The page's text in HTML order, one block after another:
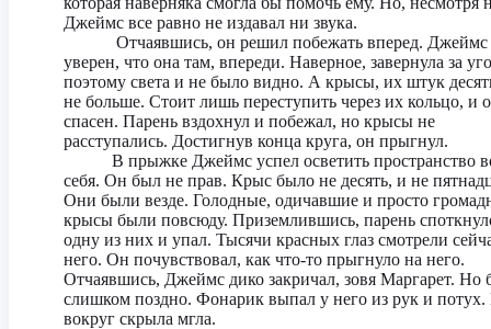
Джеймс все равно не издавал ни звука.
Отчаявшись, он решил побежать вперед. Джеймс
уверен, что она там, впереди. Наверное, завернула за
поэтому света и не было видно. А крысы, их штук
не больше. Стоит лишь переступить через их кольцо, и
спасен. Парень вздохнул и побежал, но крысы не
расступались. Достигнув конца круга, он прыгнул.
В прыжке Джеймс успел осветить пространство
себя. Он был не прав. Крыс было не десять, и не
Они были везде. Голодные, одичавшие и просто
крысы были повсюду. Приземлившись, парень
одну из них и упал. Тысячи красных глаз смотрели
него. Он почувствовал, как что-то прыгнуло на него.
Отчаявшись, Джеймс дико закричал, зовя Маргарет. Но
слишком поздно. Фонарик выпал у него из рук и потух.
вокруг скрыла мгла.